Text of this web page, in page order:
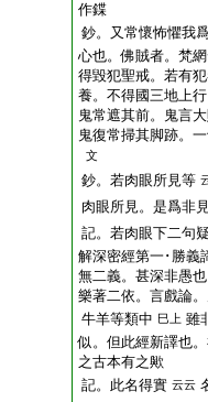
作鍱
鈔。又常懷怖懼我
心也。佛賊者。梵
得毀犯聖戒。若有
養。不得國三地上
鬼常遮其前。鬼言
鬼復常掃其脚跡。
文
鈔。若肉眼所見等
肉眼所見。是爲非
記。若肉眼下二句
解深密經第一･勝義
無二義。甚深非愚
樂著二依。言戲論
牛羊等類中 巳上 雖
似。但此經新譯也
之古本有之歟
記。此名得實 云云